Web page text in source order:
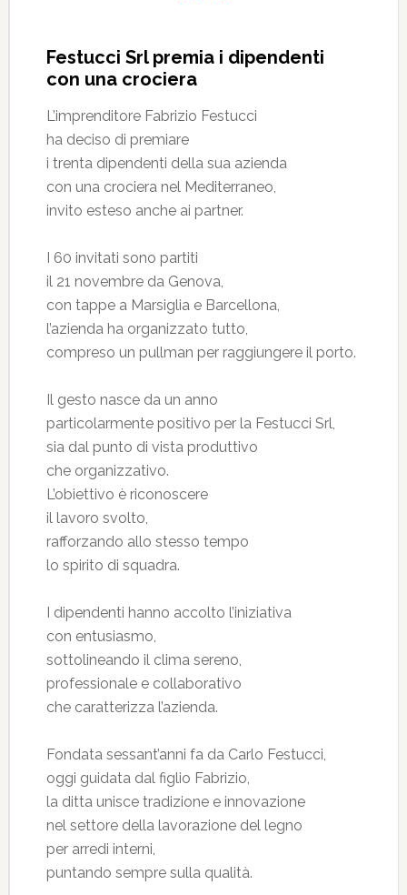
Festucci Srl premia i dipendenti
con una crociera
L’imprenditore Fabrizio Festucci
ha deciso di premiare
i trenta dipendenti della sua azienda
con una crociera nel Mediterraneo,
invito esteso anche ai partner.
I 60 invitati sono partiti
il 21 novembre da Genova,
con tappe a Marsiglia e Barcellona,
l’azienda ha organizzato tutto,
compreso un pullman per raggiungere il porto.
Il gesto nasce da un anno
particolarmente positivo per la Festucci Srl,
sia dal punto di vista produttivo
che organizzativo.
L’obiettivo è riconoscere
il lavoro svolto,
rafforzando allo stesso tempo
lo spirito di squadra.
I dipendenti hanno accolto l’iniziativa
con entusiasmo,
sottolineando il clima sereno,
professionale e collaborativo
che caratterizza l’azienda.
Fondata sessant’anni fa da Carlo Festucci,
oggi guidata dal figlio Fabrizio,
la ditta unisce tradizione e innovazione
nel settore della lavorazione del legno
per arredi interni,
puntando sempre sulla qualità.